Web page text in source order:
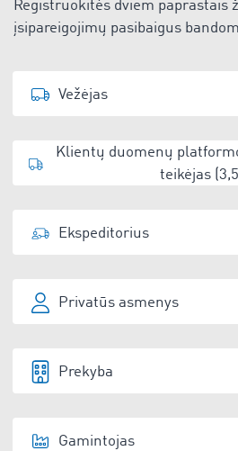
Registruokitės dviem paprastais
įsipareigojimų pasibaigus
Vežėjas
Klientų duomenų
teikėjas (3,5
Ekspeditorius
Privatūs asmenys
Prekyba
Gamintojas